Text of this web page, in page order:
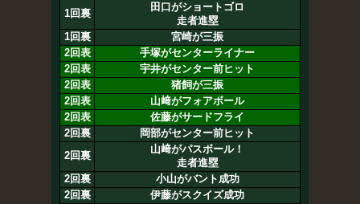
1回裏
田口がショートゴロ
走者進塁
1回裏
宮崎が三振
2回表
手塚がセンターライナー
2回表
宇井がセンター前ヒット
2回表
猪飼が三振
2回表
山﨑がフォアボール
2回表
佐藤がサードフライ
2回裏
岡部がセンター前ヒット
2回裏
山﨑がパスボール！
走者進塁
2回裏
小山がバント成功
2回裏
伊藤がスクイズ成功